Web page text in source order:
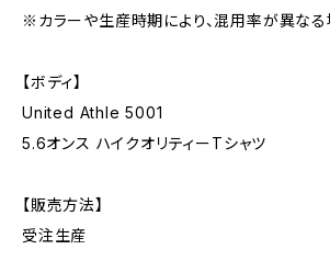
※カラーや生産時期により、混用率が異なる
【ボディ】
United Athle 5001
5.6オンス ハイクオリティーTシャツ
【販売方法】
受注生産